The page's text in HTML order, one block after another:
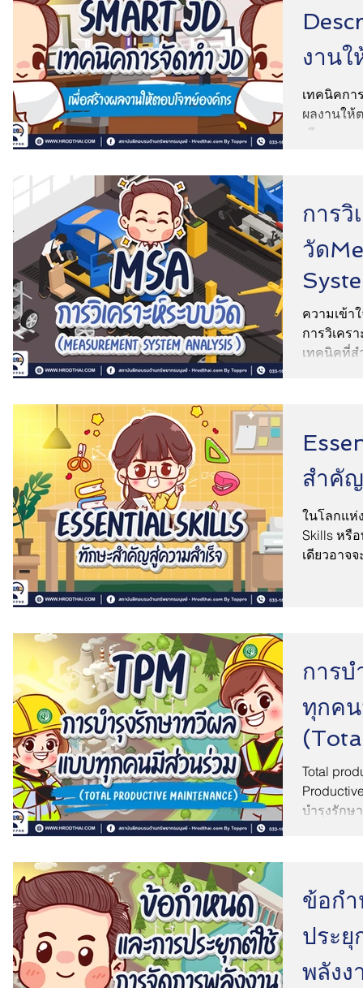
งานใ
เทคนิคกา
ผลงานให้
การวิ
วัด
ความเข้า
การวิเคร
เทคนิคที่ส
สำคั
ในโลกแห่
Skills หรื
เดียวอาจ
การบ
ทุกค
Total
บำรุงรักษ
ข้อก
ประยุ
พลังง